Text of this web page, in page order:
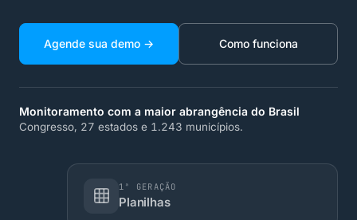
Agende sua demo → Como funciona
Monitoramento com a maior abrangência do Brasil
Congresso, 27 estados e 1.243 municípios.
1ª GERAÇÃO
Planilhas